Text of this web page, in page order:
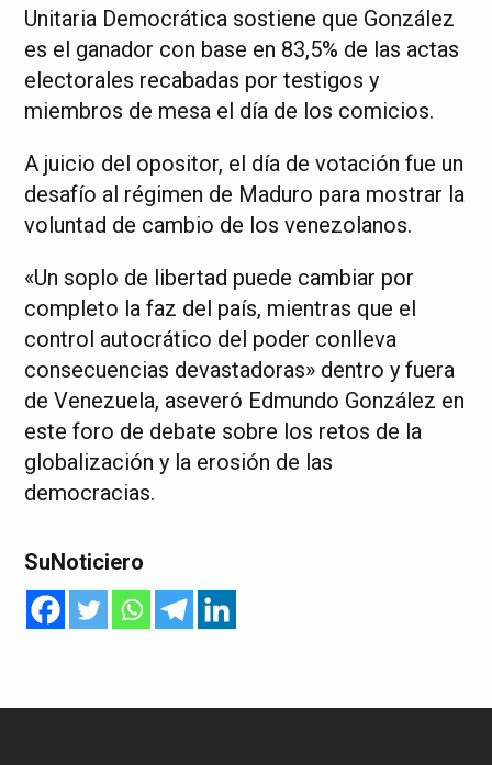
Unitaria Democrática sostiene que González
es el ganador con base en 83,5% de las actas
electorales recabadas por testigos y
miembros de mesa el día de los comicios.
A juicio del opositor, el día de votación fue un
desafío al régimen de Maduro para mostrar la
voluntad de cambio de los venezolanos.
«Un soplo de libertad puede cambiar por
completo la faz del país, mientras que el
control autocrático del poder conlleva
consecuencias devastadoras» dentro y fuera
de Venezuela, aseveró Edmundo González en
este foro de debate sobre los retos de la
globalización y la erosión de las
democracias.
SuNoticiero